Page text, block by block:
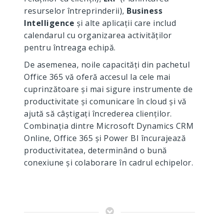
resurselor întreprinderii), Business
Intelligence și alte aplicații care includ
calendarul cu organizarea activităților
pentru întreaga echipă.
De asemenea, noile capacități din pachetul
Office 365 vă oferă accesul la cele mai
cuprinzătoare și mai sigure instrumente de
productivitate și comunicare în cloud și vă
ajută să câștigați încrederea clienților.
Combinația dintre Microsoft Dynamics CRM
Online, Office 365 și Power BI încurajează
productivitatea, determinând o bună
conexiune și colaborare în cadrul echipelor.